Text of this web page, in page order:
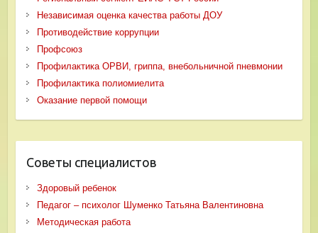
Независимая оценка качества работы ДОУ
Противодействие коррупции
Профсоюз
Профилактика ОРВИ, гриппа, внебольничной пневмонии
Профилактика полиомиелита
Оказание первой помощи
Советы специалистов
Здоровый ребенок
Педагог – психолог Шуменко Татьяна Валентиновна
Методическая работа